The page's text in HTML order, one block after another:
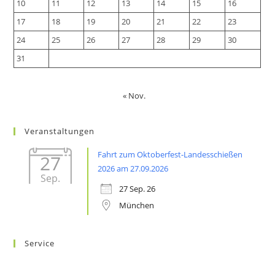
10
11 12 13 14 15
16
17
18 19 20 21 22
23
24
25 26 27 28 29
30
31
« Nov.
Veranstaltungen
27
Sep.
Fahrt zum Oktoberfest-Landesschießen
2026 am 27.09.2026
27 Sep. 26
München
Service